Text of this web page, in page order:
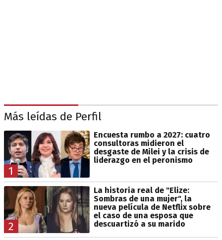
Más leídas de Perfil
1
Encuesta rumbo a 2027: cuatro
consultoras midieron el
desgaste de Milei y la crisis de
liderazgo en el peronismo
2
La historia real de "Elize:
Sombras de una mujer", la
nueva película de Netflix sobre
el caso de una esposa que
descuartizó a su marido